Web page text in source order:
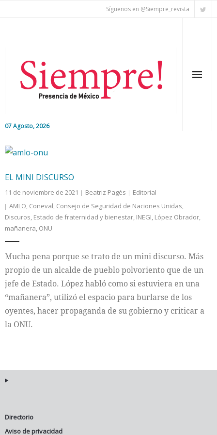
Síguenos en @Siempre_revista
07 Agosto, 2026
Nacional
Colaboradores
Cultura
EL MINI DISCURSO
11 de noviembre de 2021 Beatriz Pagés
Editorial
AMLO, Coneval, Consejo de Seguridad de Naciones Unidas,
Discuros, Estado de fraternidad y bienestar, INEGI, López Obrador,
mañanera, ONU
Mucha pena porque se trato de un mini discurso. Más
propio de un alcalde de pueblo polvoriento que de un
jefe de Estado. López habló como si estuviera en una
“mañanera”, utilizó el espacio para burlarse de los
oyentes, hacer propaganda de su gobierno y criticar a
la ONU.
Directorio
Aviso de privacidad